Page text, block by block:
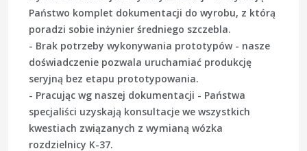
Państwo komplet dokumentacji do wyrobu, z którą
poradzi sobie inżynier średniego szczebla.
- Brak potrzeby wykonywania prototypów - nasze
doświadczenie pozwala uruchamiać produkcję
seryjną bez etapu prototypowania.
- Pracując wg naszej dokumentacji - Państwa
specjaliści uzyskają konsultacje we wszystkich
kwestiach związanych z wymianą wózka
rozdzielnicy K-37.